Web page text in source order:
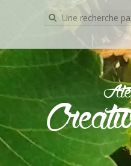
Recherche
pour: